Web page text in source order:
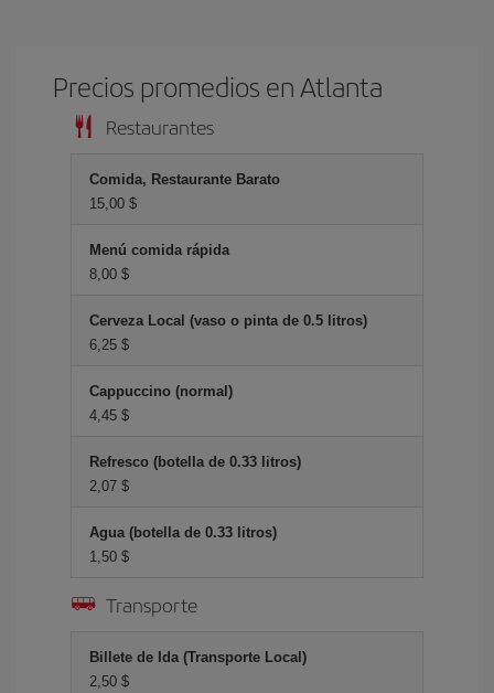
Precios promedios en Atlanta
Restaurantes
Comida, Restaurante Barato
15,00 $
Menú comida rápida
8,00 $
Cerveza Local (vaso o pinta de 0.5 litros)
6,25 $
Cappuccino (normal)
4,45 $
Refresco (botella de 0.33 litros)
2,07 $
Agua (botella de 0.33 litros)
1,50 $
Transporte
Billete de Ida (Transporte Local)
2,50 $